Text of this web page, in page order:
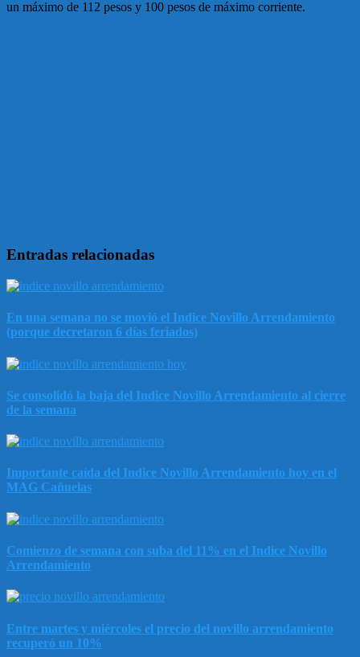
un máximo de 112 pesos y 100 pesos de máximo corriente.
Entradas relacionadas
En una semana no se movió el Indice Novillo Arrendamiento
(porque decretaron 6 días feriados)
Se consolidó la baja del Indice Novillo Arrendamiento al cierre
de la semana
Importante caída del Indice Novillo Arrendamiento hoy en el
MAG Cañuelas
Comienzo de semana con suba del 11% en el Indice Novillo
Arrendamiento
Entre martes y miércoles el precio del novillo arrendamiento
recuperó un 10%